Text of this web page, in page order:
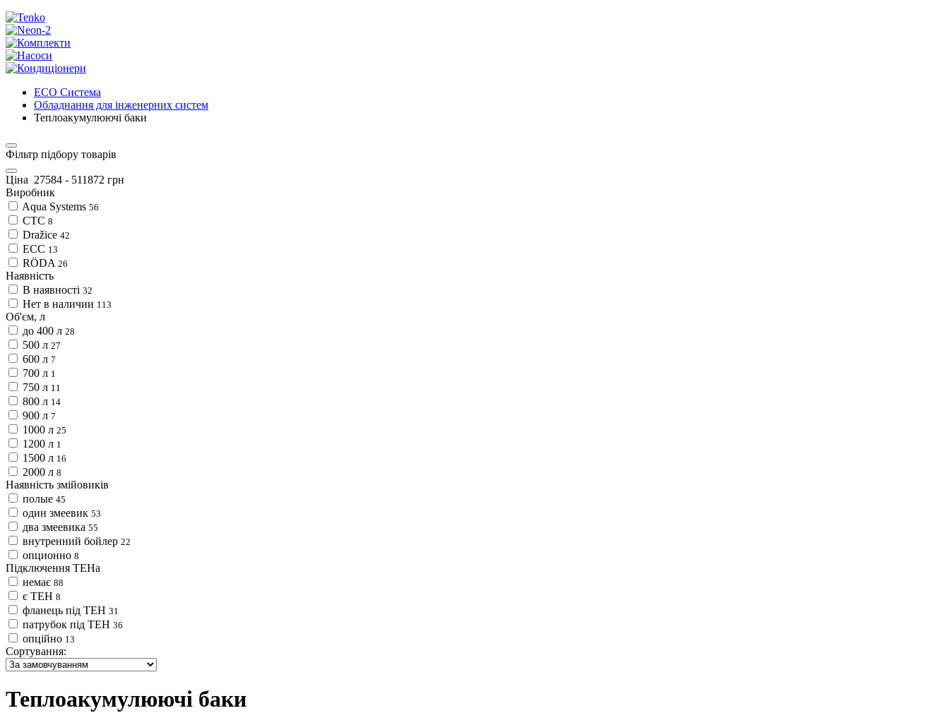
ECO Система
Обладнання для інженерних систем
Теплоакумулюючі баки
Фільтр підбору товарів
Ціна 27584 - 511872 грн
Виробник
Aqua Systems 56
CTC 8
Dražice 42
ECC 13
RÖDA 26
Наявність
В наявності 32
Нет в наличии 113
Об'єм, л
до 400 л 28
500 л 27
600 л 7
700 л 1
750 л 11
800 л 14
900 л 7
1000 л 25
1200 л 1
1500 л 16
2000 л 8
Наявність змійовиків
полые 45
один змеевик 53
два змеевика 55
внутренний бойлер 22
опционно 8
Підключення ТЕНа
немає 88
є ТЕН 8
фланець під ТЕН 31
патрубок під ТЕН 36
опційно 13
Сортування:
Теплоакумулюючі баки